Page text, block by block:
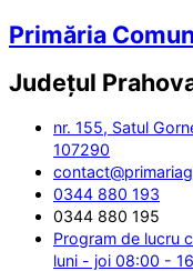
Primăria
Județul
nr. 155, Satul
107290
0344 880 193
0344 880 195
Program de lucru
luni - joi 08:00 -